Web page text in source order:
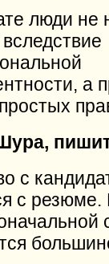
люди не
а
с
с